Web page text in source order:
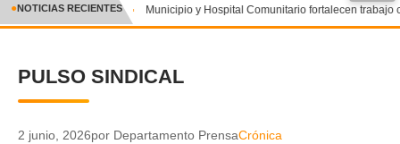
CRÓNICA
DEPORTES
NOTICIAS RECIENTES Municipio y Hospital Comunitario fortalecen trabajo
PULSO SINDICAL
2 junio, 2026por Departamento PrensaCrónica